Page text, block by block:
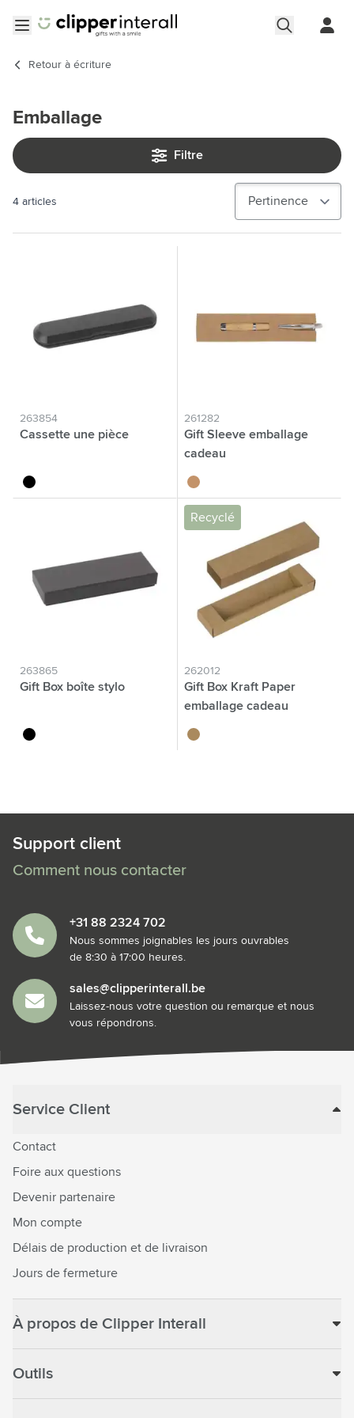
Retour à écriture
Emballage
Filtre
4 articles
263854
Cassette une pièce
noir
261282
Gift Sleeve emballage
cadeau
beige
263865
Gift Box boîte stylo
noir
Recyclé
262012
Gift Box Kraft Paper
emballage cadeau
brun
Support client
Comment nous contacter
+31 88 2324 702
Nous sommes joignables les jours ouvrables
de 8:30 à 17:00 heures.
sales@clipperinterall.be
Laissez-nous votre question ou remarque et nous
vous répondrons.
Service Client
Contact
Foire aux questions
Devenir partenaire
Mon compte
Délais de production et de livraison
Jours de fermeture
À propos de Clipper Interall
Outils